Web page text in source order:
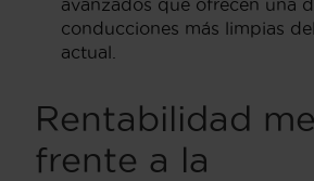
conducciones más limpias
actual.
Rentabilidad
frente a la